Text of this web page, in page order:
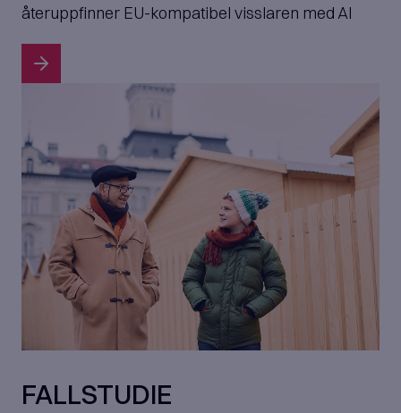
återuppfinner EU-kompatibel visslaren med AI
FALLSTUDIE